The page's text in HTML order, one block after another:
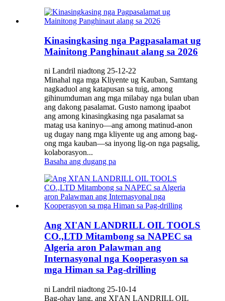
Kinasingkasing nga Pagpasalamat ug
Mainitong Panghinaut alang sa 2026
ni Landril niadtong 25-12-22
Minahal nga mga Kliyente ug Kauban, Samtang
nagkaduol ang katapusan sa tuig, among
gihinumduman ang mga milabay nga bulan uban
ang dakong pasalamat. Gusto namong ipaabot
ang among kinasingkasing nga pasalamat sa
matag usa kaninyo—ang among matinud-anon
ug dugay nang mga kliyente ug ang among bag-
ong mga kauban—sa inyong lig-on nga pagsalig,
kolaborasyon...
Basaha ang dugang pa
Ang XI'AN LANDRILL OIL TOOLS
CO.,LTD Mitambong sa NAPEC sa
Algeria aron Palawman ang
Internasyonal nga Kooperasyon sa
mga Himan sa Pag-drilling
ni Landril niadtong 25-10-14
Bag-ohay lang, ang XI'AN LANDRILL OIL